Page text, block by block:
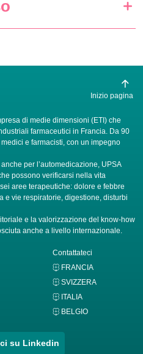
di medie dimensioni (ETI) che
farmaceutici in Francia. Da 90
e farmacisti, con un impegno
per l’automedicazione, UPSA
possono verificarsi nella vita
aree terapeutiche: dolore e febbre
e vie respiratorie, digestione, disturbi
e la valorizzazione del know-how
anche a livello internazionale.
Contattateci
FRANCIA
SVIZZERA
ITALIA
BELGIO
Inizio pagina
su Linkedin